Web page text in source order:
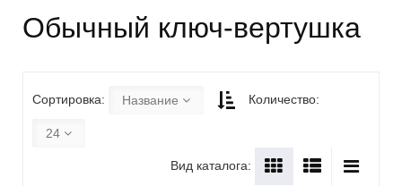
Обычный ключ-вертушка
Сортировка: Название Количество:
24
Вид каталога: